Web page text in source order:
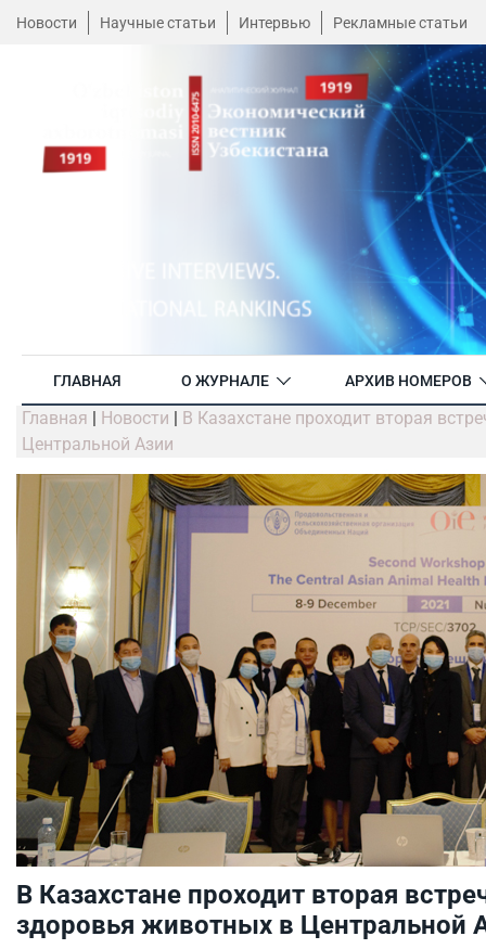
Новости Научные статьи Интервью Рекламные статьи
ГЛАВНАЯ О ЖУРНАЛЕ АРХИВ НОМЕРОВ
Главная | Новости | В Казахстане проходит вторая
Центральной Азии
В Казахстане проходит вторая
здоровья животных в Центральной